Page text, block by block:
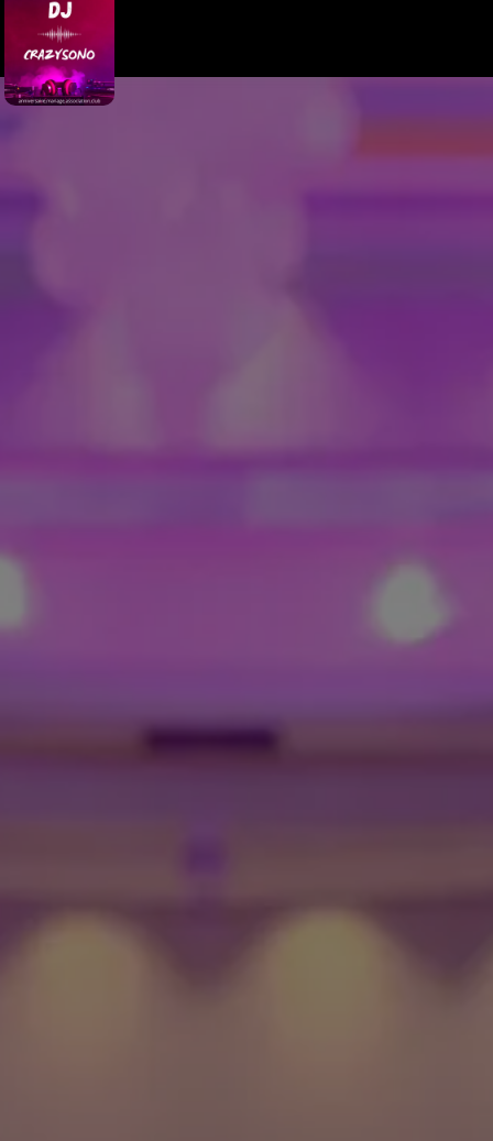
Panneau de gestion des cookies